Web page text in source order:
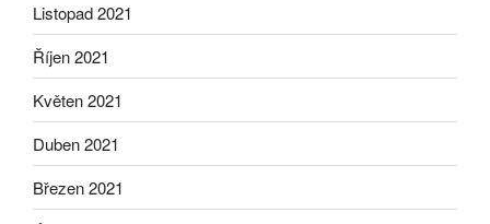
Listopad 2021
Říjen 2021
Květen 2021
Duben 2021
Březen 2021